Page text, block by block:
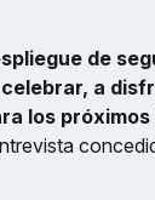
de
a
los